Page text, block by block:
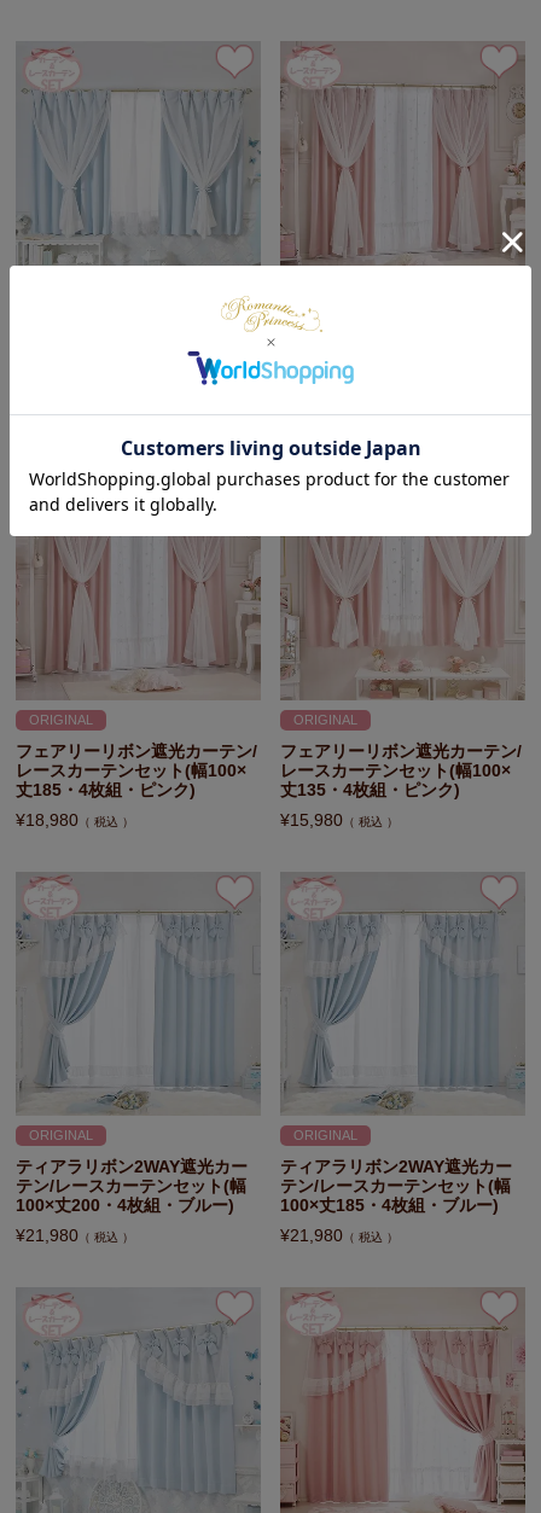
フェアリーリボン遮光カーテン/
レースカーテンセット(幅100×
フェアリーリボン遮光カーテン/
丈200・4枚組・ピンク)
ORIGINAL
フェアリーリボン遮光カーテン/
レースカーテンセット(幅100×
丈185・4枚組・ピンク)
¥18,980 税込
ORIGINAL
フェアリーリボン遮光カーテン/
レースカーテンセット(幅100×
丈135・4枚組・ピンク)
¥15,980 税込
ORIGINAL
ティアラリボン2WAY遮光カー
テン/レースカーテンセット(幅
100×丈200・4枚組・ブルー)
¥21,980 税込
ORIGINAL
ティアラリボン2WAY遮光カー
テン/レースカーテンセット(幅
100×丈185・4枚組・ブルー)
¥21,980 税込